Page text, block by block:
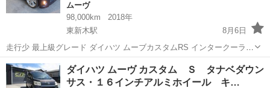
ムーヴ
98,000km
2018年
東新木駅
8月6日
走行少 最上級グレード ダイハツ ムーブカスタムRS インタークーラー
ターボ LA100S 車検10年3月まで 距離9.8万キロ 純正モモステ、メモ
リーナビ、スマートキー1個 ホイールは画像4枚目の物に 交...
高知 高知市 東新木駅 ムーヴ ただ
ダイハツ ムーヴ カスタム Ｓ タナベダウン
サス・１６インチアルミホイール キ…